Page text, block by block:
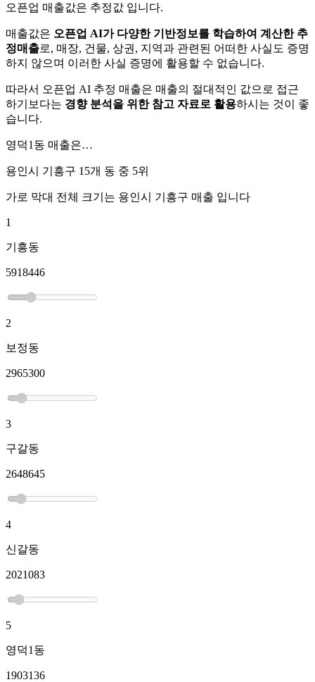
오픈업 매출값은 추정값 입니다.
매출값은 오픈업 AI가 다양한 기반정보를 학습하여 계산한 추
정매출로, 매장, 건물, 상권, 지역과 관련된 어떠한 사실도 증명
하지 않으며 이러한 사실 증명에 활용할 수 없습니다.
따라서 오픈업 AI 추정 매출은 매출의 절대적인 값으로 접근
하기보다는 경향 분석을 위한 참고 자료로 활용하시는 것이 좋
습니다.
영덕1동 매출은…
용인시 기흥구 15개 동 중 5위
가로 막대 전체 크기는 용인시 기흥구 매출 입니다
1
기흥동
5918446
2
보정동
2965300
3
구갈동
2648645
4
신갈동
2021083
5
영덕1동
1903136